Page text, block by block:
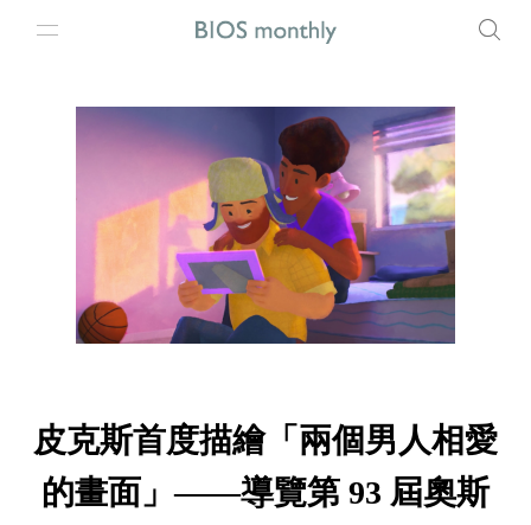
皮克斯首度描繪「兩個男人相愛
的畫面」——導覽第 93 屆奧斯